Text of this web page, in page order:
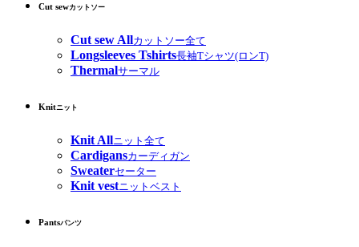
Cut sewカットソー
Cut sew Allカットソー全て
Longsleeves Tshirts長袖Tシャツ(ロンT)
Thermalサーマル
Knitニット
Knit Allニット全て
Cardigansカーディガン
Sweaterセーター
Knit vestニットベスト
Pantsパンツ